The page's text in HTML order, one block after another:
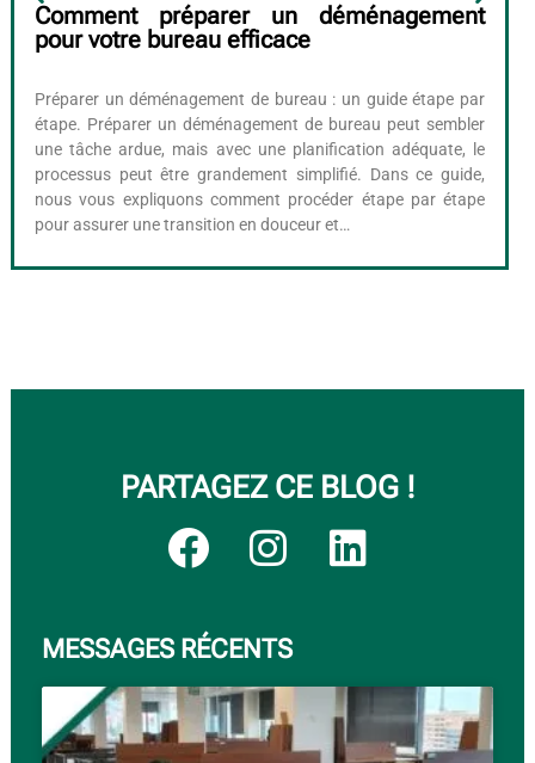
Comment préparer un déménagement
pour votre bureau efficace
Préparer un déménagement de bureau : un guide étape par
étape. Préparer un déménagement de bureau peut sembler
une tâche ardue, mais avec une planification adéquate, le
processus peut être grandement simplifié. Dans ce guide,
nous vous expliquons comment procéder étape par étape
pour assurer une transition en douceur et…
PARTAGEZ CE BLOG !
MESSAGES RÉCENTS